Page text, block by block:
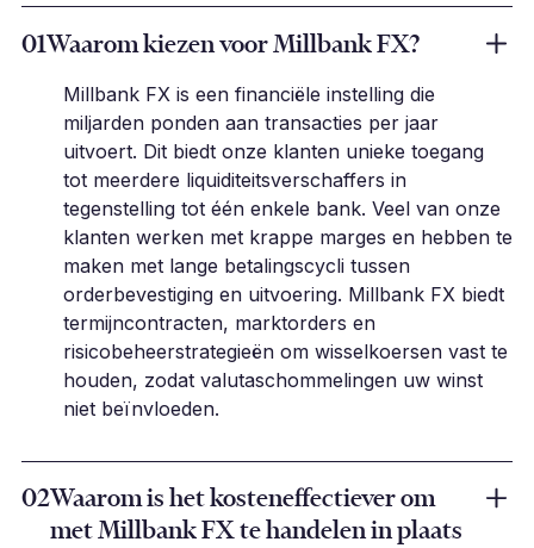
01Waarom kiezen voor Millbank FX?
Millbank FX is een financiële instelling die
miljarden ponden aan transacties per jaar
uitvoert. Dit biedt onze klanten unieke toegang
tot meerdere liquiditeitsverschaffers in
tegenstelling tot één enkele bank. Veel van onze
klanten werken met krappe marges en hebben te
maken met lange betalingscycli tussen
orderbevestiging en uitvoering. Millbank FX biedt
termijncontracten, marktorders en
risicobeheerstrategieën om wisselkoersen vast te
houden, zodat valutaschommelingen uw winst
niet beïnvloeden.
02Waarom is het kosteneffectiever om
met Millbank FX te handelen in plaats